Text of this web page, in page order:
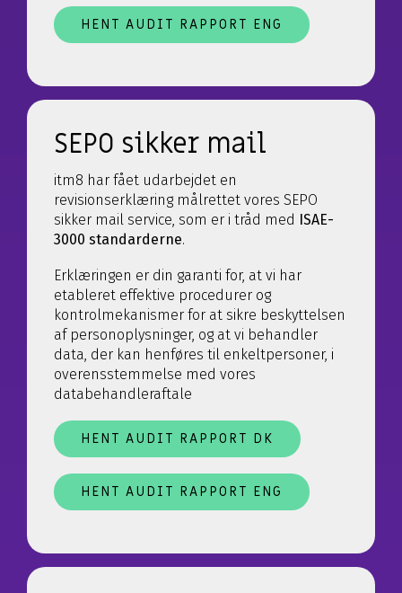
HENT AUDIT RAPPORT ENG
SEPO sikker mail
itm8 har fået udarbejdet en
revisionserklæring målrettet vores SEPO
sikker mail service, som er i tråd med ISAE-
3000 standarderne.
Erklæringen er din garanti for, at vi har
etableret effektive procedurer og
kontrolmekanismer for at sikre beskyttelsen
af personoplysninger, og at vi behandler
data, der kan henføres til enkeltpersoner, i
overensstemmelse med vores
databehandleraftale
HENT AUDIT RAPPORT DK
HENT AUDIT RAPPORT ENG